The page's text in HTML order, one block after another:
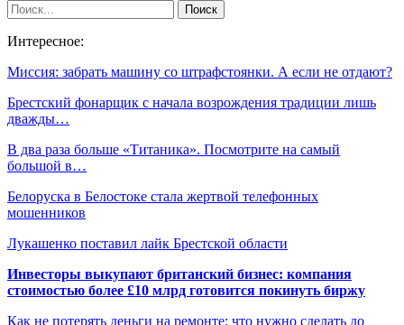
Интересное:
Миссия: забрать машину со штрафстоянки. А если не отдают?
Брестский фонарщик с начала возрождения традиции лишь
дважды…
В два раза больше «Титаника». Посмотрите на самый
большой в…
Белоруска в Белостоке стала жертвой телефонных
мошенников
Лукашенко поставил лайк Брестской области
Инвесторы выкупают британский бизнес: компания
стоимостью более £10 млрд готовится покинуть биржу
Как не потерять деньги на ремонте: что нужно сделать до